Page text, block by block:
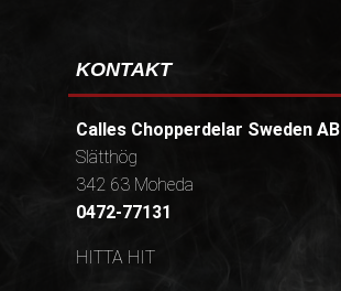
KONTAKT
Calles Chopperdelar Sweden AB
Slätthög
342 63 Moheda
0472-77131
HITTA HIT